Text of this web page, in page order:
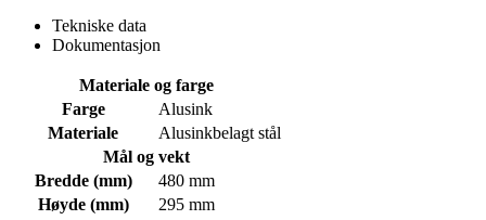
Tekniske data
Dokumentasjon
Materiale og farge
Farge
Alusink
Materiale
Alusinkbelagt stål
Mål og vekt
Bredde (mm)
480 mm
Høyde (mm)
295 mm